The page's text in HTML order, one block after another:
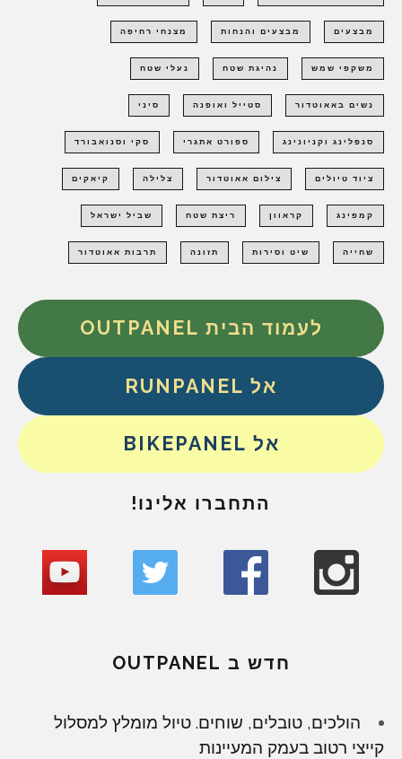
מבצעים מבצעים והנחות מצנחי רחיפה
משקפי שמש נהיגת שטח נעלי שטח
נשים באאוטדור סטייל ואופנה סיני
סנפלינג וקניונינג ספורט אתגרי סקי וסנואבורד
ציוד טיולים צילום אאוטדור צלילה קיאקים
קמפינג קראוון ריצת שטח שביל ישראל
שחייה שיט וסירות תזונה תרבות אאוטדור
לעמוד הבית OUTPANEL
אל RUNPANEL
אל BIKEPANEL
התחברו אלינו!
חדש ב OUTPANEL
הולכים, טובלים, שוחים. טיול מומלץ למסלול
קייצי רטוב בעמק המעיינות